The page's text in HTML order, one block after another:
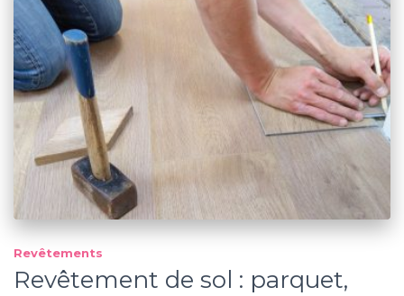
Revêtements
Revêtement de sol : parquet,